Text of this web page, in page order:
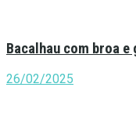
Bacalhau com broa e
26/02/2025